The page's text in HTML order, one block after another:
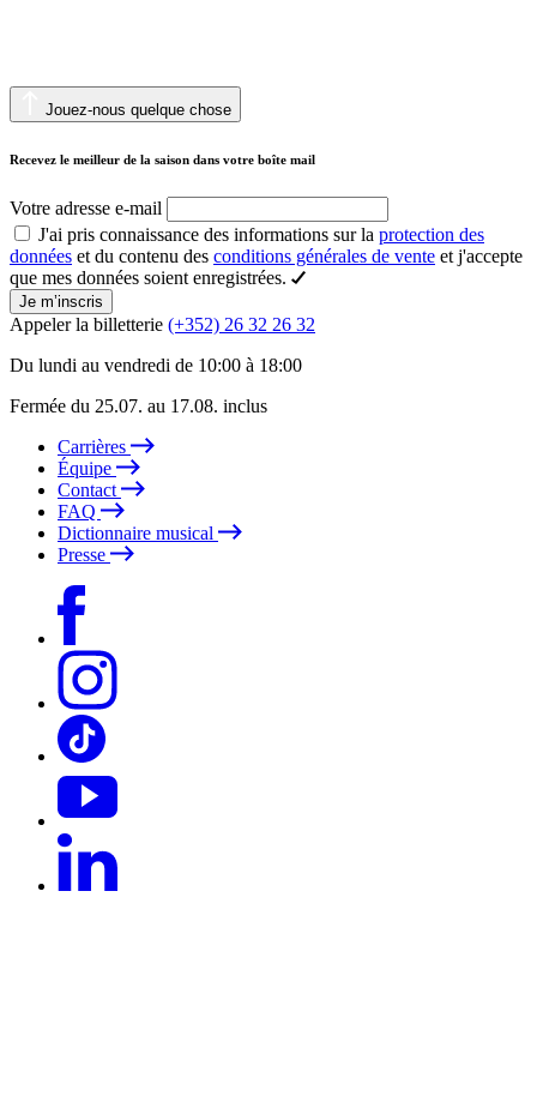
Jouez-nous quelque chose
Recevez le meilleur de la saison dans votre boîte mail
Votre adresse e-mail
J'ai pris connaissance des informations sur la protection des
données et du contenu des conditions générales de vente et j'accepte
que mes données soient enregistrées.
Je m’inscris
Appeler la billetterie (+352) 26 32 26 32
Du lundi au vendredi de 10:00 à 18:00
Fermée du 25.07. au 17.08. inclus
Carrières
Équipe
Contact
FAQ
Dictionnaire musical
Presse